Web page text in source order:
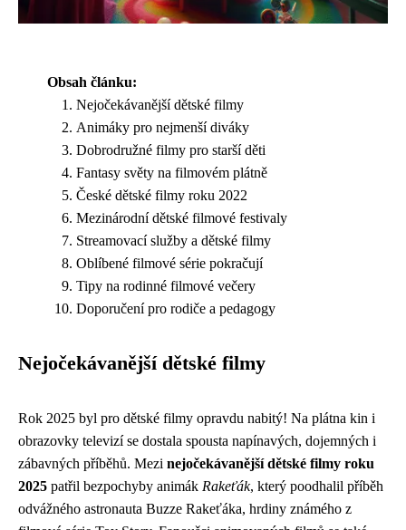
Obsah článku:
Nejočekávanější dětské filmy
Animáky pro nejmenší diváky
Dobrodružné filmy pro starší děti
Fantasy světy na filmovém plátně
České dětské filmy roku 2022
Mezinárodní dětské filmové festivaly
Streamovací služby a dětské filmy
Oblíbené filmové série pokračují
Tipy na rodinné filmové večery
Doporučení pro rodiče a pedagogy
Nejočekávanější dětské filmy
Rok 2025 byl pro dětské filmy opravdu nabitý! Na plátna kin i
obrazovky televizí se dostala spousta napínavých, dojemných i
zábavných příběhů. Mezi nejočekávanější dětské filmy roku
2025 patřil bezpochyby animák Rakeťák, který poodhalil příběh
odvážného astronauta Buzze Rakeťáka, hrdiny známého z